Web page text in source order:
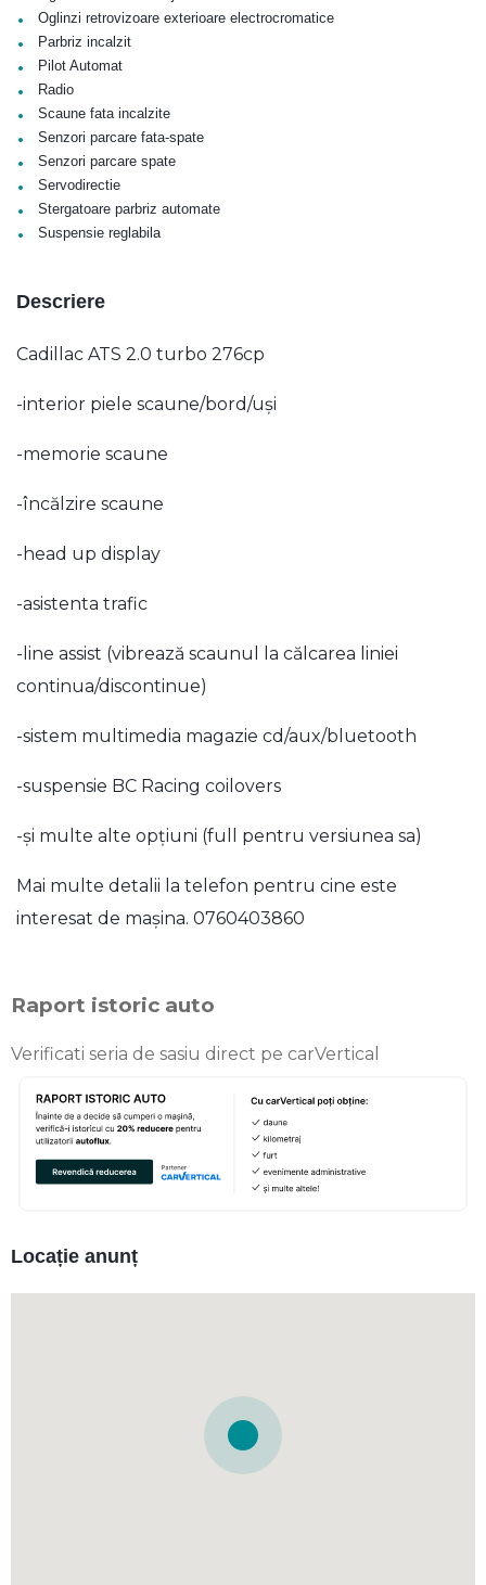
• Oglinzi retrovizoare exterioare electrocromatice
• Parbriz incalzit
• Pilot Automat
• Radio
• Scaune fata incalzite
• Senzori parcare fata-spate
• Senzori parcare spate
• Servodirectie
• Stergatoare parbriz automate
• Suspensie reglabila
Descriere
Cadillac ATS 2.0 turbo 276cp
-interior piele scaune/bord/uși
-memorie scaune
-încălzire scaune
-head up display
-asistenta trafic
-line assist (vibrează scaunul la călcarea liniei
continua/discontinue)
-sistem multimedia magazie cd/aux/bluetooth
-suspensie BC Racing coilovers
-și multe alte opțiuni (full pentru versiunea sa)
Mai multe detalii la telefon pentru cine este
interesat de mașina. 0760403860
Raport istoric auto
Verificati seria de sasiu direct pe carVertical
Locație anunț